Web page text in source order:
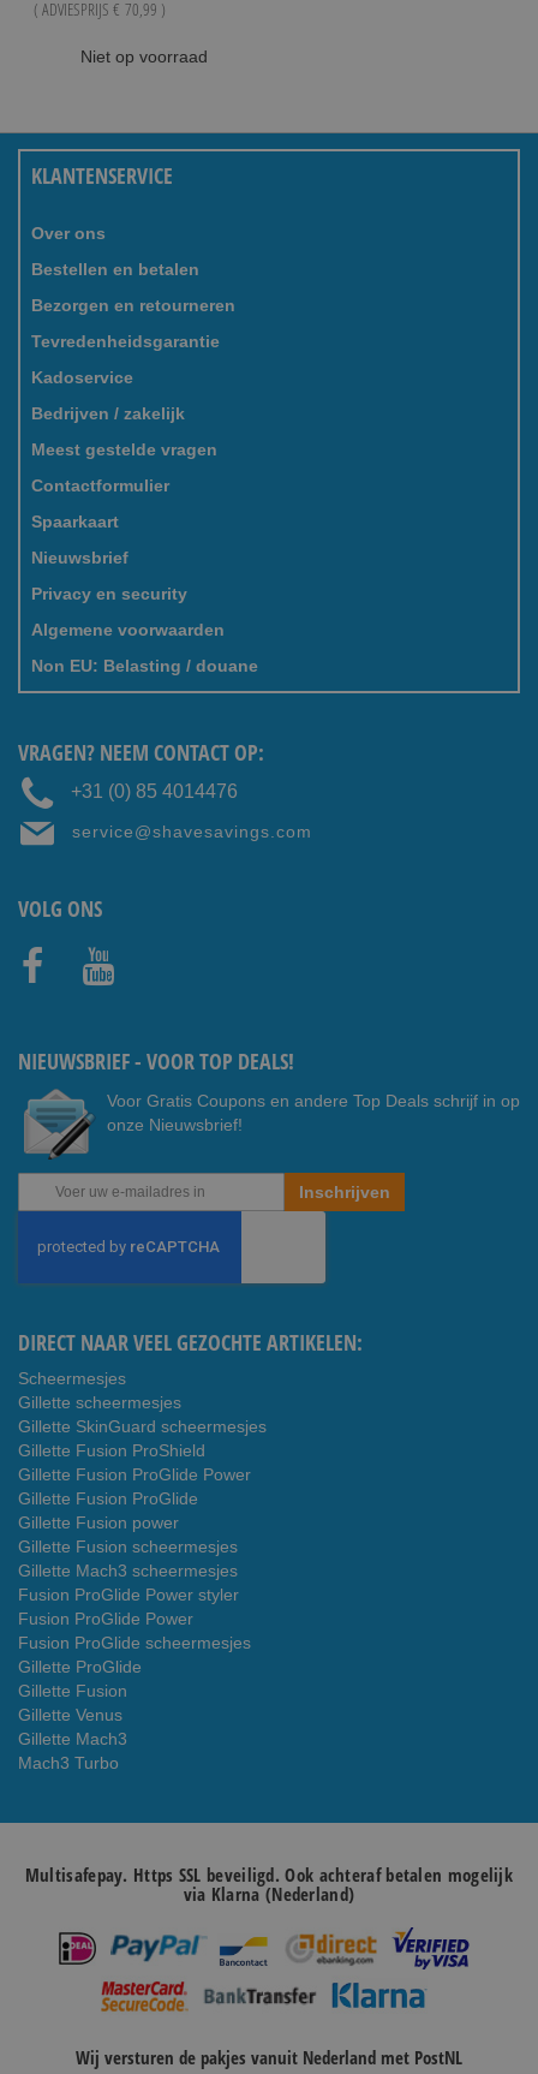
( ADVIESPRIJS € 70,99 )
Niet op voorraad
KLANTENSERVICE
Over ons
Bestellen en betalen
Bezorgen en retourneren
Tevredenheidsgarantie
Kadoservice
Bedrijven / zakelijk
Meest gestelde vragen
Contactformulier
Spaarkaart
Nieuwsbrief
Privacy en security
Algemene voorwaarden
Non EU: Belasting / douane
VRAGEN? NEEM CONTACT OP:
+31 (0) 85 4014476
service@shavesavings.com
VOLG ONS
NIEUWSBRIEF - VOOR TOP DEALS!
Voor Gratis Coupons en andere Top Deals schrijf in op
onze Nieuwsbrief!
Abonneer
u
onze
nieuwsbrief
Inschrijven
DIRECT NAAR VEEL GEZOCHTE ARTIKELEN:
Scheermesjes
Gillette scheermesjes
Gillette SkinGuard scheermesjes
Gillette Fusion ProShield
Gillette Fusion ProGlide Power
Gillette Fusion ProGlide
Gillette Fusion power
Gillette Fusion scheermesjes
Gillette Mach3 scheermesjes
Fusion ProGlide Power styler
Fusion ProGlide Power
Fusion ProGlide scheermesjes
Gillette ProGlide
Gillette Fusion
Gillette Venus
Gillette Mach3
Mach3 Turbo
Multisafepay. Https SSL beveiligd. Ook achteraf betalen mogelijk
via Klarna (Nederland)
Wij versturen de pakjes vanuit Nederland met PostNL